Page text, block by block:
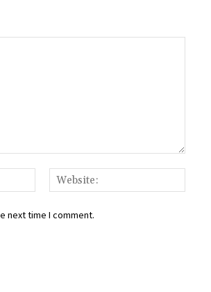
Email:*
next time I comment.